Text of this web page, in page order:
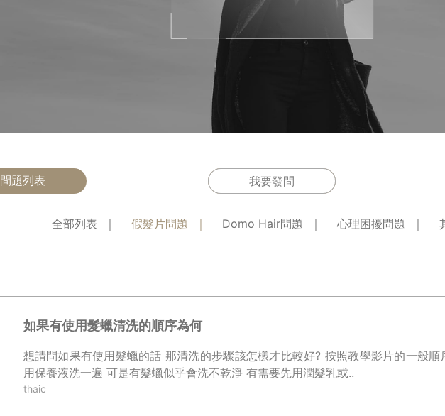
問題列表 我要發問
全部列表 假髮片問題 Domo Hair問題 心理困擾問題
如果有使用髮蠟清洗的順序為何
想請問如果有使用髮蠟的話 那清洗的步驟該怎樣才比較好? 按照教學影片的一般順序 首先是用洗髮精洗一遍 再
用保養液洗一遍 可是有髮蠟似乎會洗不乾淨 有需要先用潤髮乳或..
thaic